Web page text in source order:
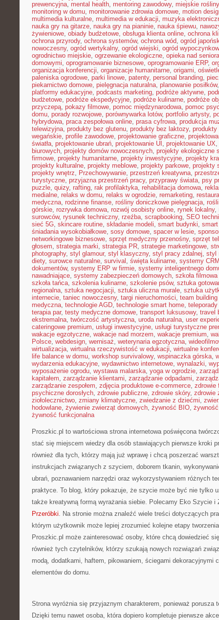
prewencyjna, mental health, mentoring zawodowy, miejskie rośliny
monitoring w domu, monitorowanie zdrowia domowe, motion
multimedia kulturalne, multimedia w edukacji, muzyka
nauka gry na gitarze, nauka gry na pianinie, nauka śpiewu,
żywieniowe, obiady budżetowe, obsługa klienta online, ochrona
ochrona przyrody, ochrona systemów, ochrona wód, ogród
nowoczesny, ogród wertykalny, ogród wiejski, ogród
ogrodnictwo miejskie, ogrzewanie ekologiczne, opieka nad
domowymi, oprogramowanie biznesowe, oprogramowanie ERP,
organizacja konferencji, organizacje humanitarne, origami,
paleniska ogrodowe, parki linowe, patenty, personal branding,
piekarnictwo domowe, pielęgnacja naturalna, planowanie posiłków
platformy edukacyjne, podcasts marketing, podróże aktywne,
budżetowe, podróże ekspedycyjne, podróże kulinarne, podróże
przyczepą, pokazy filmowe, pomoc międzynarodowa, pomoc
domu, porady rozwojowe, porównywarka lotów, portfolio artysty,
hybrydowa, praca zespołowa online, prasa cyfrowa, produkcja
telewizyjna, produkty bez glutenu, produkty bez laktozy, produkty
wegańskie, profile zawodowe, projektowanie graficzne,
światła, projektowanie ubrań, projektowanie UI , projektowanie UX,
biurowych, projekty domów nowoczesnych, projekty ekologiczne
firmowe, projekty humanitarne, projekty inwestycyjne, projekty
projekty kulturalne, projekty meblowe, projekty parkowe, projekty
projekty wnętrz, Przechowywanie, przestrzeń kreatywna,
turystyczne, przyjazna przestrzeń pracy, przyprawy świata, psy
puzzle, quizy, rafting, rak profilaktyka, rehabilitacja domowa,
medialne, relaks w domu, relaks w ogrodzie, remarketing,
medyczna, rodzinne finanse, rośliny doniczkowe pielęgnacja,
górskie, rozrywka domowa, rozwój osobisty online, rynek lokalny,
surowców, rysunek techniczny, rzeźba, scrapbooking, SEO
sieć 5G, skincare routine, składanie modeli, smart budynki,
śniadania wysokobiałkowe, sosy domowe, spacer w lesie,
networkingowe biznesowe, sprzęt medyczny przenośny, sprzęt
głosem, strategia marki, strategia PR, strategie marketingowe,
photography, styl glamour, styl klasyczny, styl pracy zdalnej, styl
diety, surowce naturalne, survival , święta kulinarne, systemy
dokumentów, systemy ERP w firmie, systemy inteligentnego
nawadniające, systemy zabezpieczeń domowych, szkoła
szkoła tańca, szkolenia kulinarne, szkolenie psów, sztuka
regionalna, sztuka negocjacji, sztuka uliczna murale, sztuka
internecie, taniec nowoczesny, targi nieruchomości, team
medyczna, technologie AGD, technologie smart home,
terapia par, testy medyczne domowe, transport luksusowy, travel
ekstremalna, twórczość artystyczna, uroda naturalna, user
cateringowe premium, usługi inwestycyjne, usługi turystyczne
wakacje egzotyczne, wakacje nad morzem, wakacje premium,
Polsce, webdesign, wernisaż, weterynaria egzotyczna,
wirtualizacja, wirtualna rzeczywistość w edukacji, wirtualne
life balance w domu, workshop survivalowy, wspinaczka górska,
wydarzenia edukacyjne, wydawnictwo internetowe, wynalazki,
wyposażenie ogrodu, wystawa malarska, yoga w ogrodzie,
kapitałem, zarządzanie klientami, zarządzanie odpadami,
zarządzanie zespołem, zdjęcia produktowe e-commerce, zdrowie
psychiczne dorosłych, zdrowie publiczne, zdrowie skóry, zdrowie
ziołolecznictwo, zmiany klimatyczne, zwiedzanie z dziećmi,
hodowlane, żywienie zwierząt domowych, żywność BIO,
żywność funkcjonalna
Proszkic.pl to wartościowa strona internetowa poświęcona
stać się miejscem wiedzy dla osób stawiających pierwsze kroki
również dla tych, którzy mają już wprawę i chcą poszerzać
instrukcjach związanych z szyciem, doborem tkanin,
ubrań, poznawaniem narzędzi oraz wykorzystywaniem różnych
praktyce. To blog, który pokazuje, że szycie może być nie tylko
także kreatywną formą wyrażania siebie. Polecamy Eko Szycie i
Przeróbki. Na stronie można znaleźć wiele treści dotyczących
którym użytkownik może lepiej zrozumieć kolejne etapy
Proszkic.pl może zainteresować osoby, które chcą dowiedzieć
również tych czytelników, którzy szukają nowych rozwiązań
modą, dodatkami, haftem, pikowaniem, ściegami dekoracyjnymi
elementów do domu.
Strona wyróżnia się przyjaznym charakterem, ponieważ porusza
Dzięki temu nawet osoba, która dopiero kompletuje pierwsze